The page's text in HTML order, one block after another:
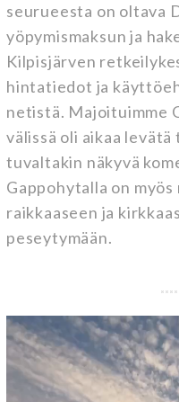
seurueesta on oltava
yöpymismaksun ja
Kilpisjärven
hintatiedot ja
netistä. Majoituimme
välissä oli aikaa
tuvaltakin näkyvä
Gappohytalla on
raikkaaseen ja
peseytymään.